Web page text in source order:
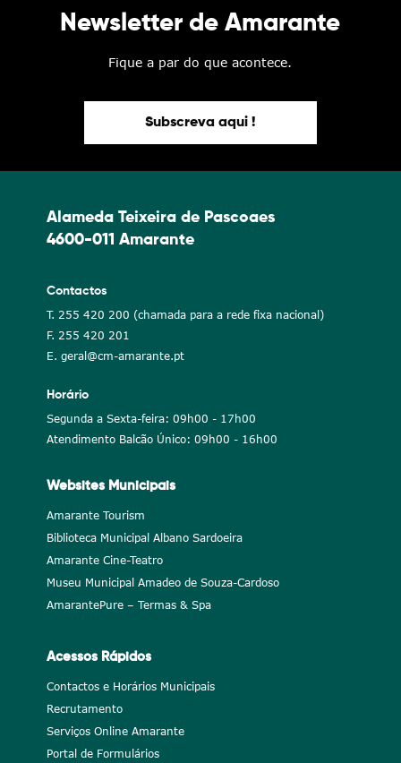
Newsletter de Amarante
Fique a par do que acontece.
Subscreva aqui !
Alameda Teixeira de Pascoaes
4600-011 Amarante
Contactos
T. 255 420 200 (chamada para a rede fixa nacional)
F. 255 420 201
E. geral@cm-amarante.pt
Horário
Segunda a Sexta-feira: 09h00 - 17h00
Atendimento Balcão Único: 09h00 - 16h00
Websites Municipais
Amarante Tourism
Biblioteca Municipal Albano Sardoeira
Amarante Cine-Teatro
Museu Municipal Amadeo de Souza-Cardoso
AmarantePure – Termas & Spa
Acessos Rápidos
Contactos e Horários Municipais
Recrutamento
Serviços Online Amarante
Portal de Formulários